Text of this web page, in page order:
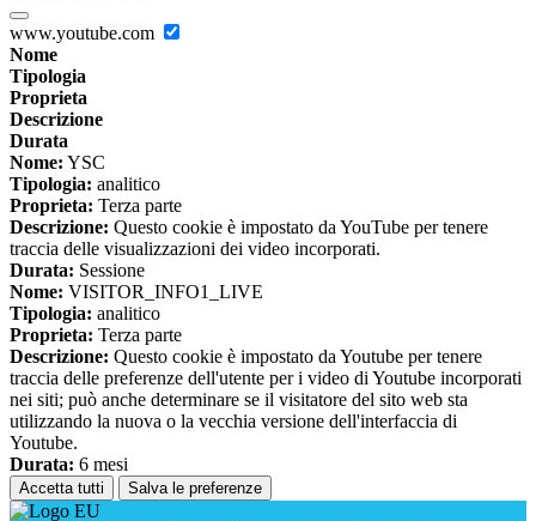
www.youtube.com
Nome
Tipologia
Proprieta
Descrizione
Durata
Nome: YSC
Tipologia: analitico
Proprieta: Terza parte
Descrizione: Questo cookie è impostato da YouTube per tenere
traccia delle visualizzazioni dei video incorporati.
Durata: Sessione
Nome: VISITOR_INFO1_LIVE
Tipologia: analitico
Proprieta: Terza parte
Descrizione: Questo cookie è impostato da Youtube per tenere
traccia delle preferenze dell'utente per i video di Youtube incorporati
nei siti; può anche determinare se il visitatore del sito web sta
utilizzando la nuova o la vecchia versione dell'interfaccia di
Youtube.
Durata: 6 mesi
Accetta tutti Salva le preferenze